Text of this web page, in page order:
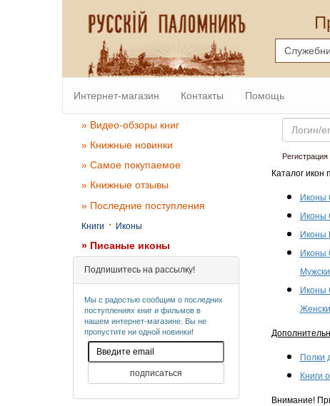
Интернет-магазин Контакты Помощь
» Видео-обзоры книг
» Книжные новинки
» Самое покупаемое
» Книжные отзывы
» Последние поступления
Книги · Иконы
» Писаные иконы
Подпишитесь на рассылку!
Мы с радостью сообщим о последних
поступлениях книг и фильмов в
нашем интернет-магазине. Вы не
пропустите ни одной новинки!
Email
Регистрация
Каталог икон
Иконы
Иконы
Иконы
Иконы
Иконы
Полки
Книги
Внимание!